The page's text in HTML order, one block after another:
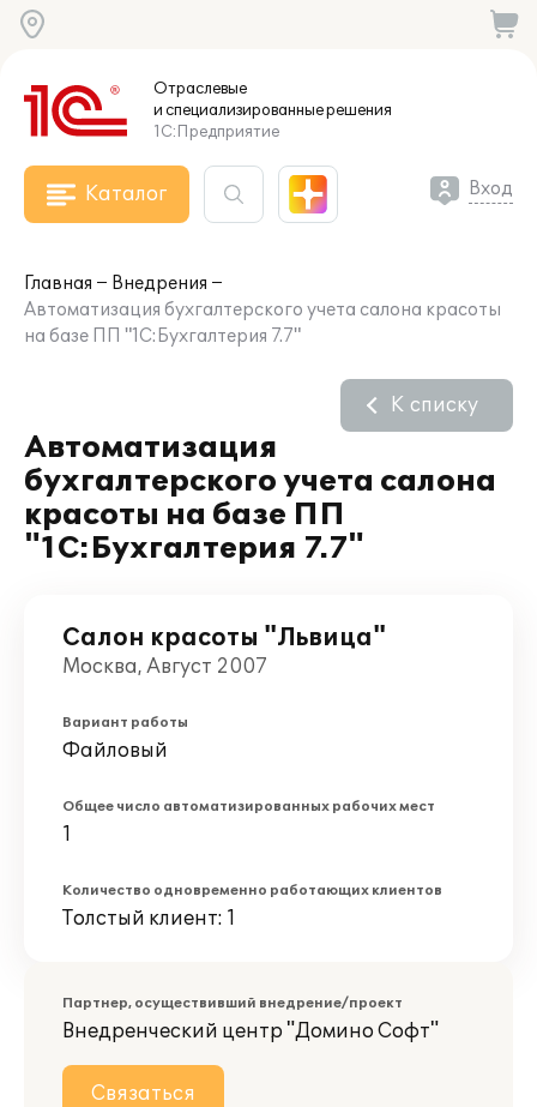
Отраслевые
и специализированныерешения
1С:Предприятие
Каталог Вход
Главная
Внедрения
Автоматизация бухгалтерского учета салона красоты
на базе ПП "1С:Бухгалтерия 7.7"
Автоматизация
бухгалтерского учета салона
красоты на базе ПП
"1С:Бухгалтерия 7.7"
К списку
Салон красоты "Львица"
Москва, Август 2007
Вариант работы
Файловый
Общее число автоматизированных рабочих мест
1
Количество одновременно работающих клиентов
Толстый клиент: 1
Партнер, осуществивший внедрение/проект
Внедренческий центр "Домино Софт"
Связаться